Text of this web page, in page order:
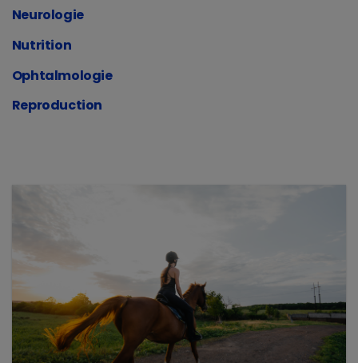
Neurologie
Nutrition
Ophtalmologie
Reproduction